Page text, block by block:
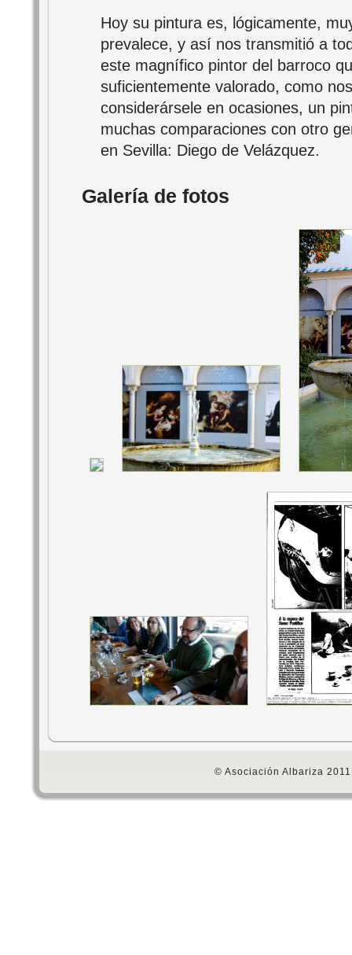
Hoy su pintura es, lógicamente,
prevalece, y así nos transmitió a
este magnífico pintor del barroco
suficientemente valorado, como
considerársele en ocasiones, un
muchas comparaciones con otro
en Sevilla: Diego de Velázquez.
Galería de fotos
© Asociación Albariza